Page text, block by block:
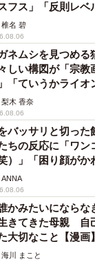
フス」「反則レベ
椎名 碧
ネムシを見つめる
しい構図が「宗
「ていうかライオ
梨木 香奈
バッサリと切っ
ちの反応に「ワン
笑）」「困り顔がか
ANNA
誰かみたいになら
きてきた母親 自
大切なこと【漫画】
海川 まこと